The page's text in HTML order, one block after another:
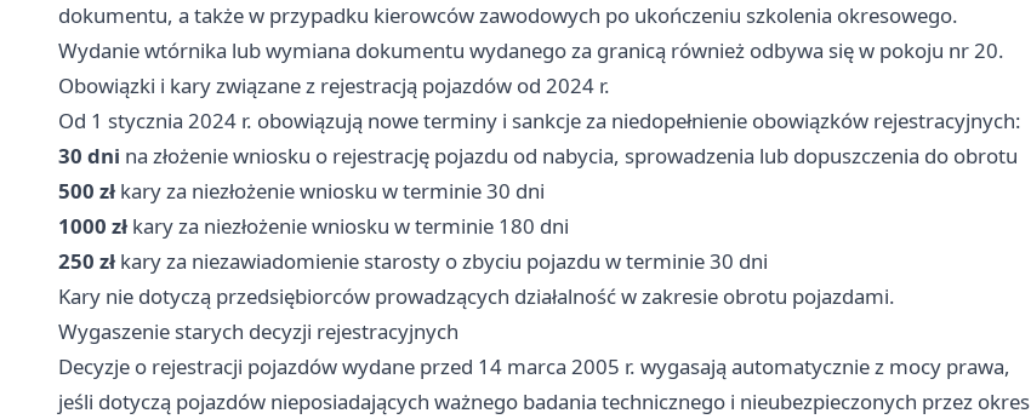
dokumentu, a także w przypadku kierowców zawodowych po ukończeniu szkolenia okresowego.
Wydanie wtórnika lub wymiana dokumentu wydanego za granicą również odbywa się w pokoju nr 20.
Obowiązki i kary związane z rejestracją pojazdów od 2024 r.
Od 1 stycznia 2024 r. obowiązują nowe terminy i sankcje za niedopełnienie obowiązków rejestracyjnych:
30 dni na złożenie wniosku o rejestrację pojazdu od nabycia, sprowadzenia lub dopuszczenia do obrotu
500 zł kary za niezłożenie wniosku w terminie 30 dni
1000 zł kary za niezłożenie wniosku w terminie 180 dni
250 zł kary za niezawiadomienie starosty o zbyciu pojazdu w terminie 30 dni
Kary nie dotyczą przedsiębiorców prowadzących działalność w zakresie obrotu pojazdami.
Wygaszenie starych decyzji rejestracyjnych
Decyzje o rejestracji pojazdów wydane przed 14 marca 2005 r. wygasają automatycznie z mocy prawa,
jeśli dotyczą pojazdów nieposiadających ważnego badania technicznego i nieubezpieczonych przez okres